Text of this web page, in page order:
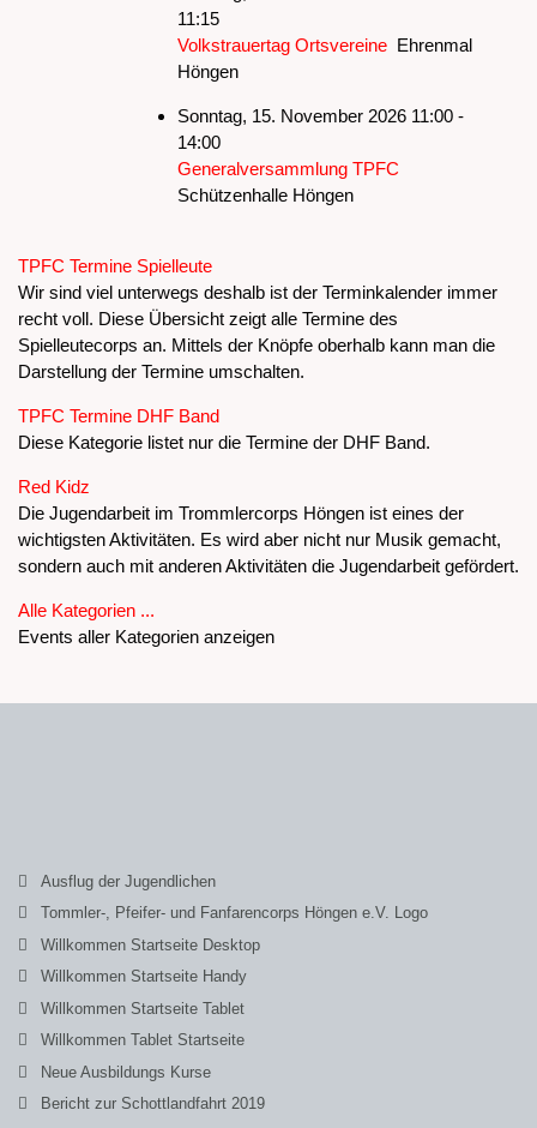
11:15
Volkstrauertag Ortsvereine Ehrenmal
Höngen
Sonntag, 15. November 2026 11:00 -
14:00
Generalversammlung TPFC
Schützenhalle Höngen
Limite der Paginierungsliste
TPFC Termine Spielleute
Wir sind viel unterwegs deshalb ist der Terminkalender immer
recht voll. Diese Übersicht zeigt alle Termine des
Spielleutecorps an. Mittels der Knöpfe oberhalb kann man die
Darstellung der Termine umschalten.
TPFC Termine DHF Band
Diese Kategorie listet nur die Termine der DHF Band.
Red Kidz
Die Jugendarbeit im Trommlercorps Höngen ist eines der
wichtigsten Aktivitäten. Es wird aber nicht nur Musik gemacht,
sondern auch mit anderen Aktivitäten die Jugendarbeit gefördert.
Alle Kategorien ...
Events aller Kategorien anzeigen
Ausflug der Jugendlichen
Tommler-, Pfeifer- und Fanfarencorps Höngen e.V. Logo
Willkommen Startseite Desktop
Willkommen Startseite Handy
Willkommen Startseite Tablet
Willkommen Tablet Startseite
Neue Ausbildungs Kurse
Bericht zur Schottlandfahrt 2019